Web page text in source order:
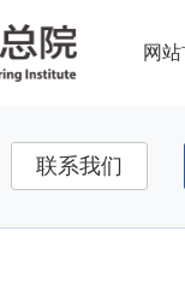
网
联系我们